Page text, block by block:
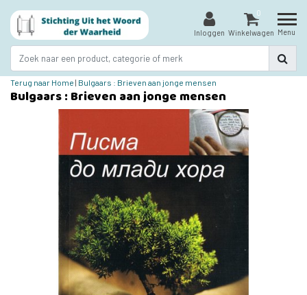
Inloggen
0
Winkelwagen Menu
Terug naar Home | Bulgaars : Brieven aan jonge mensen
Bulgaars : Brieven aan jonge mensen